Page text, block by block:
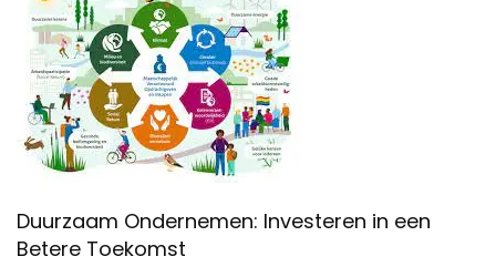
Duurzaam Ondernemen: Investeren in een
Betere Toekomst